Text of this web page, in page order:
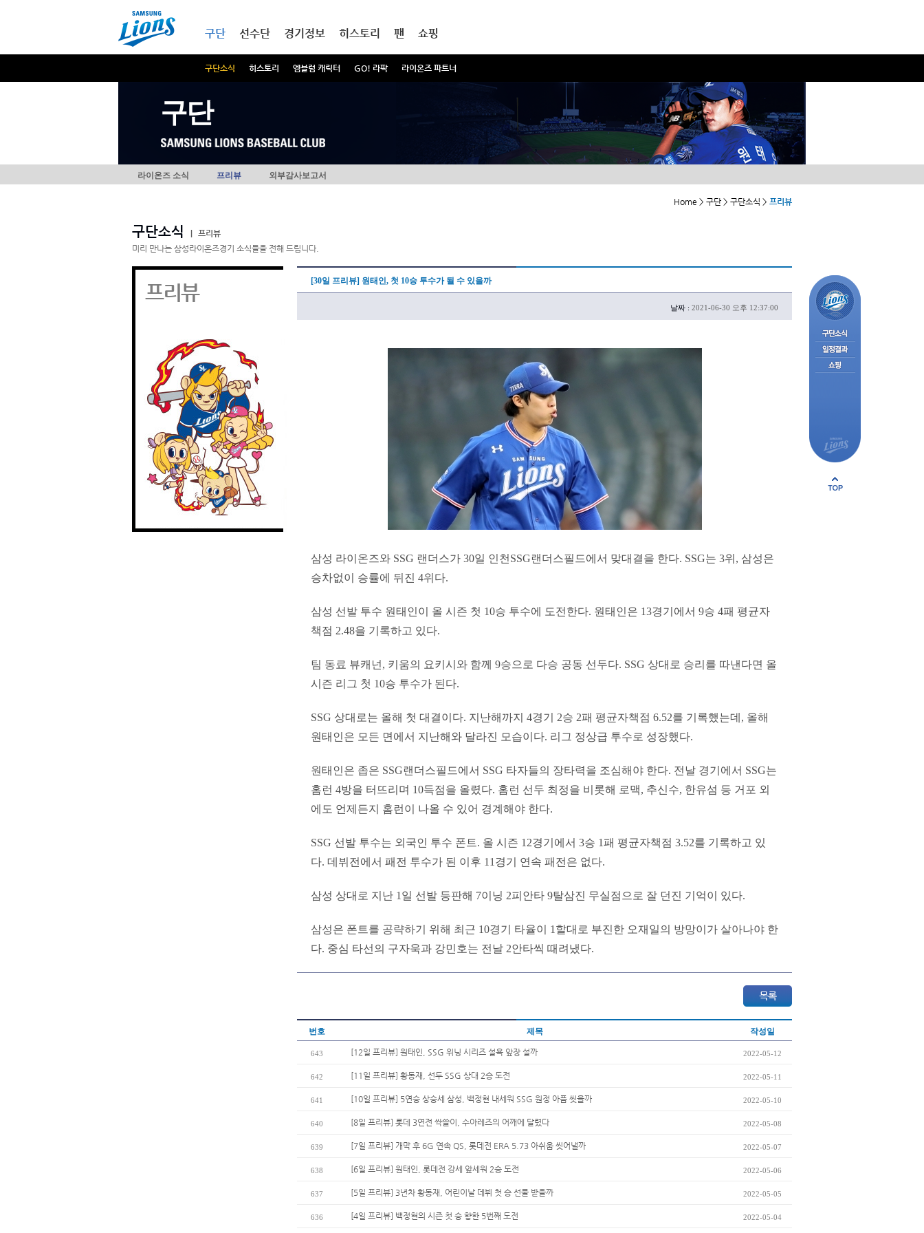
구단
구단소식 히스토리 엠블럼 캐릭터 GO! 라팍 라이온즈 파트너
선수단 경기정보 히스토리 팬 쇼핑
구단
라이온즈 소식 프리뷰 외부감사보고서
Home > 구단 > 구단소식 > 프리뷰
구단소식
프리뷰
미리 만나는 삼성라이온즈경기 소식들을 전해 드립니다.
프리뷰 [30일 프리뷰] 원태인, 첫 10승 투수가 될 수 있을까
날짜 : 2021-06-30 오후 12:37:00
삼성 라이온즈와 SSG 랜더스가 30일 인천SSG랜더스필드에서 맞대결을 한다. SSG는 3위, 삼성은
승차없이 승률에 뒤진 4위다.
삼성 선발 투수 원태인이 올 시즌 첫 10승 투수에 도전한다. 원태인은 13경기에서 9승 4패 평균자
책점 2.48을 기록하고 있다.
팀 동료 뷰캐넌, 키움의 요키시와 함께 9승으로 다승 공동 선두다. SSG 상대로 승리를 따낸다면 올
시즌 리그 첫 10승 투수가 된다.
SSG 상대로는 올해 첫 대결이다. 지난해까지 4경기 2승 2패 평균자책점 6.52를 기록했는데, 올해
원태인은 모든 면에서 지난해와 달라진 모습이다. 리그 정상급 투수로 성장했다.
원태인은 좁은 SSG랜더스필드에서 SSG 타자들의 장타력을 조심해야 한다. 전날 경기에서 SSG는
홈런 4방을 터뜨리며 10득점을 올렸다. 홈런 선두 최정을 비롯해 로맥, 추신수, 한유섬 등 거포 외
에도 언제든지 홈런이 나올 수 있어 경계해야 한다.
SSG 선발 투수는 외국인 투수 폰트. 올 시즌 12경기에서 3승 1패 평균자책점 3.52를 기록하고 있
다. 데뷔전에서 패전 투수가 된 이후 11경기 연속 패전은 없다.
삼성 상대로 지난 1일 선발 등판해 7이닝 2피안타 9탈삼진 무실점으로 잘 던진 기억이 있다.
삼성은 폰트를 공략하기 위해 최근 10경기 타율이 1할대로 부진한 오재일의 방망이가 살아나야 한
다. 중심 타선의 구자욱과 강민호는 전날 2안타씩 때려냈다.
번호 제목 작성일
643 [12일 프리뷰] 원태인, SSG 위닝 시리즈 설욕 앞장 설까 2022-05-12
642 [11일 프리뷰] 황동재, 선두 SSG 상대 2승 도전 2022-05-11
641 [10일 프리뷰] 5연승 상승세 삼성, 백정현 내세워 SSG 원정 아픔 씻을까 2022-05-10
640 [8일 프리뷰] 롯데 3연전 싹쓸이, 수아레즈의 어깨에 달렸다 2022-05-08
639 [7일 프리뷰] 개막 후 6G 연속 QS, 롯데전 ERA 5.73 아쉬움 씻어낼까 2022-05-07
638 [6일 프리뷰] 원태인, 롯데전 강세 앞세워 2승 도전 2022-05-06
637 [5일 프리뷰] 3년차 황동재, 어린이날 데뷔 첫 승 선물 받을까 2022-05-05
636 [4일 프리뷰] 백정현의 시즌 첫 승 향한 5번째 도전 2022-05-04